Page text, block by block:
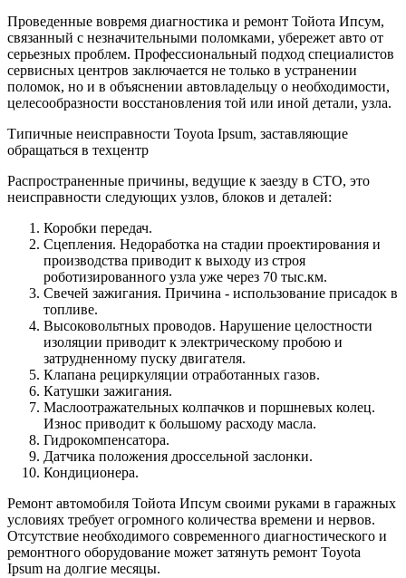
Проведенные вовремя диагностика и ремонт Тойота Ипсум,
связанный с незначительными поломками, убережет авто от
серьезных проблем. Профессиональный подход специалистов
сервисных центров заключается не только в устранении
поломок, но и в объяснении автовладельцу о необходимости,
целесообразности восстановления той или иной детали, узла.
Типичные неисправности Toyota Ipsum, заставляющие
обращаться в техцентр
Распространенные причины, ведущие к заезду в СТО, это
неисправности следующих узлов, блоков и деталей:
Коробки передач.
Сцепления. Недоработка на стадии проектирования и
производства приводит к выходу из строя
роботизированного узла уже через 70 тыс.км.
Свечей зажигания. Причина - использование присадок в
топливе.
Высоковольтных проводов. Нарушение целостности
изоляции приводит к электрическому пробою и
затрудненному пуску двигателя.
Клапана рециркуляции отработанных газов.
Катушки зажигания.
Маслоотражательных колпачков и поршневых колец.
Износ приводит к большому расходу масла.
Гидрокомпенсатора.
Датчика положения дроссельной заслонки.
Кондиционера.
Ремонт автомобиля Тойота Ипсум своими руками в гаражных
условиях требует огромного количества времени и нервов.
Отсутствие необходимого современного диагностического и
ремонтного оборудование может затянуть ремонт Toyota
Ipsum на долгие месяцы.